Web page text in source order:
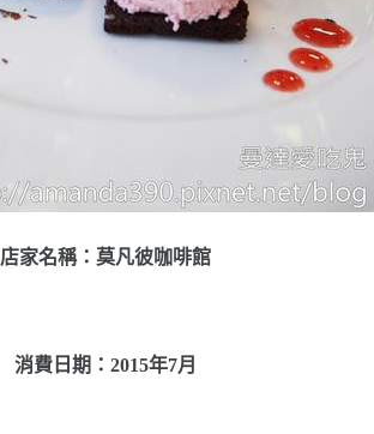
店家名稱：莫凡彼咖啡館
消費日期：2015年7月